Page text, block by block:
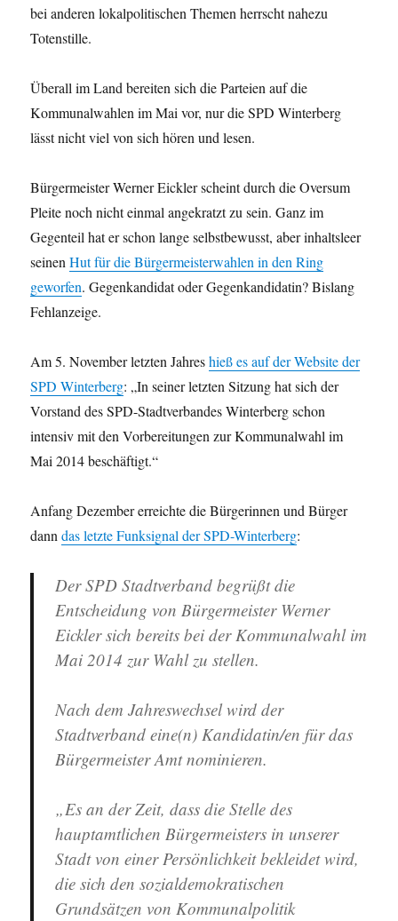
bei anderen lokalpolitischen Themen herrscht nahezu
Totenstille.
Überall im Land bereiten sich die Parteien auf die
Kommunalwahlen im Mai vor, nur die SPD Winterberg
lässt nicht viel von sich hören und lesen.
Bürgermeister Werner Eickler scheint durch die Oversum
Pleite noch nicht einmal angekratzt zu sein. Ganz im
Gegenteil hat er schon lange selbstbewusst, aber inhaltsleer
seinenHut für die Bürgermeisterwahlen in den Ring
geworfen. Gegenkandidat oder Gegenkandidatin? Bislang
Fehlanzeige.
Am 5. November letzten Jahreshieß es auf der Website der
SPD Winterberg: „In seiner letzten Sitzung hat sich der
Vorstand des SPD-Stadtverbandes Winterberg schon
intensiv mit den Vorbereitungen zur Kommunalwahl im
Mai 2014 beschäftigt.“
Anfang Dezember erreichte die Bürgerinnen und Bürger
danndas letzte Funksignal der SPD-Winterberg:
Der SPD Stadtverband begrüßt die
Entscheidung von Bürgermeister Werner
Eickler sich bereits bei der Kommunalwahl im
Mai 2014 zur Wahl zu stellen.
Nach dem Jahreswechsel wird der
Stadtverband eine(n) Kandidatin/en für das
Bürgermeister Amt nominieren.
„Es an der Zeit, dass die Stelle des
hauptamtlichen Bürgermeisters in unserer
Stadt von einer Persönlichkeit bekleidet wird,
die sich den sozialdemokratischen
Grundsätzen von Kommunalpolitik